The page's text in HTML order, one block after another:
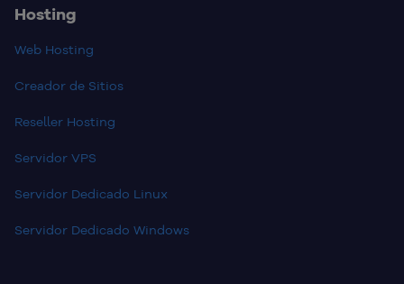
Hosting
Web Hosting
Creador de Sitios
Reseller Hosting
Servidor VPS
Servidor Dedicado Linux
Servidor Dedicado Windows